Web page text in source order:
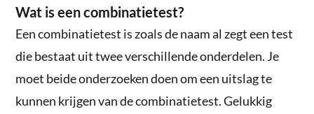
Wat is een combinatietest?
Een combinatietest is zoals de naam al zegt een test
die bestaat uit twee verschillende onderdelen. Je
moet beide onderzoeken doen om een uitslag te
kunnen krijgen van de combinatietest. Gelukkig